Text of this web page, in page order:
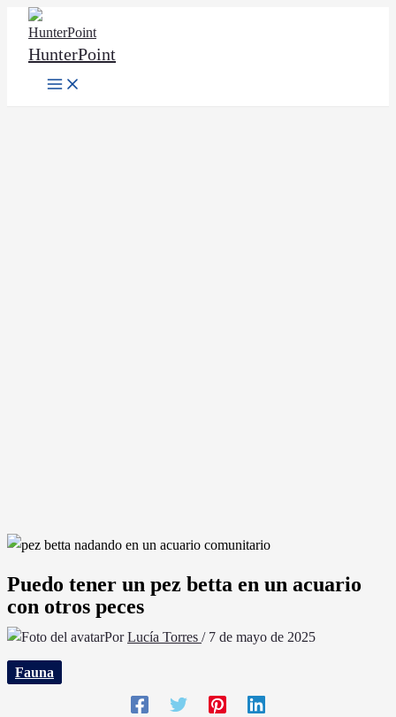
contenido
HunterPoint
Main
Menu
Puedo tener un pez betta en un acuario
con otros peces
PorLucía Torres / 7 de mayo de 2025
Fauna